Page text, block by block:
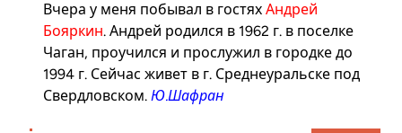
Вчера у меня побывал в гостях Андрей
Бояркин. Андрей родился в 1962 г. в поселке
Чаган, проучился и прослужил в городке до
1994 г. Сейчас живет в г. Среднеуральске под
Свердловском. Ю.Шафран